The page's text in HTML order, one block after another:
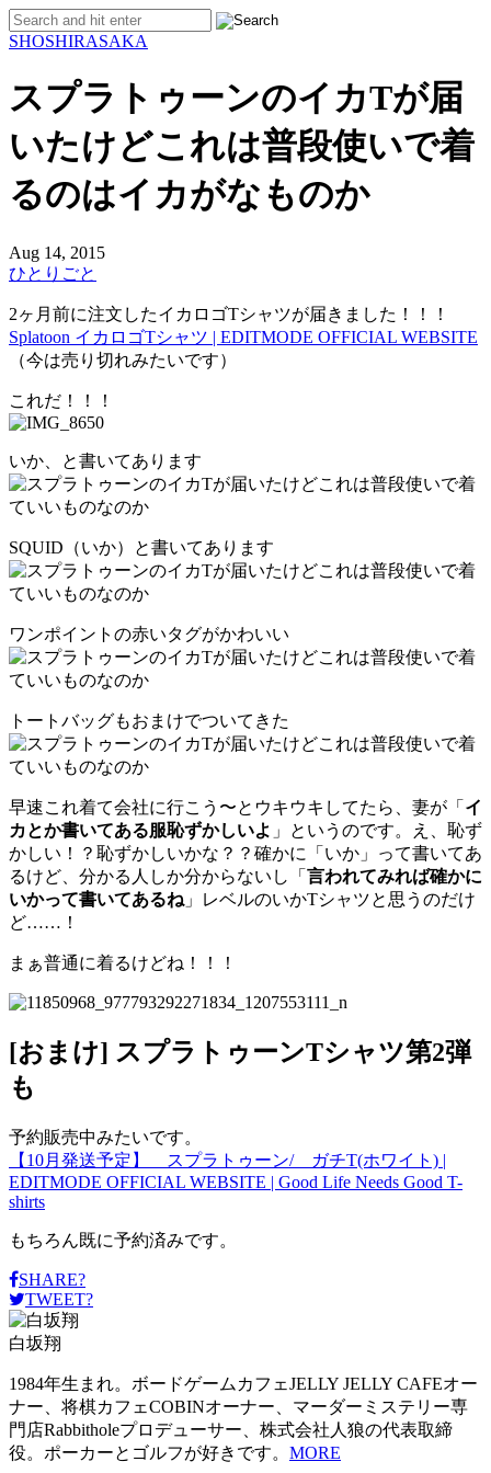
SHOSHIRASAKA
スプラトゥーンのイカTが届
いたけどこれは普段使いで着
るのはイカがなものか
Aug 14, 2015
ひとりごと
2ヶ月前に注文したイカロゴTシャツが届きました！！！
Splatoon イカロゴTシャツ | EDITMODE OFFICIAL WEBSITE
（今は売り切れみたいです）
これだ！！！
いか、と書いてあります
SQUID（いか）と書いてあります
ワンポイントの赤いタグがかわいい
トートバッグもおまけでついてきた
早速これ着て会社に行こう〜とウキウキしてたら、妻が「 イ
カとか書いてある服恥ずかしいよ 」というのです。え、恥ず
かしい！？恥ずかしいかな？？確かに「いか」って書いてあ
るけど、分かる人しか分からないし「 言われてみれば確かに
いかって書いてあるね 」レベルのいかTシャツと思うのだけ
ど……！
まぁ普通に着るけどね！！！
[おまけ] スプラトゥーンTシャツ第2弾
も
予約販売中みたいです。
【10月発送予定】 スプラトゥーン/ ガチT(ホワイト) |
EDITMODE OFFICIAL WEBSITE | Good Life Needs Good T-
shirts
もちろん既に予約済みです。
SHARE?
TWEET?
白坂翔
1984年生まれ。ボードゲームカフェJELLY JELLY CAFEオー
ナー、将棋カフェCOBINオーナー、マーダーミステリー専
門店Rabbitholeプロデューサー、株式会社人狼の代表取締
役。ポーカーとゴルフが好きです。 MORE